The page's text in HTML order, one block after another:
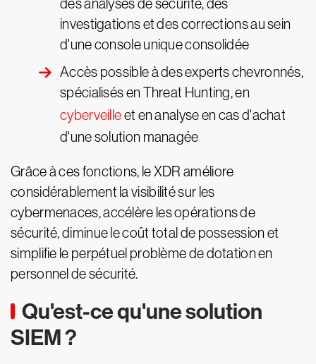
des analyses de sécurité, des
investigations et des corrections au sein
d'une console unique consolidée
Accès possible à des experts chevronnés,
spécialisés en Threat Hunting, en
cyberveilleet en analyse en cas d'achat
d'une solution managée
Grâce à ces fonctions, le XDR améliore
considérablement la visibilité sur les
cybermenaces, accélère les opérations de
sécurité, diminue le coût total de possession et
simplifie le perpétuel problème de dotation en
personnel de sécurité.
Qu'est-ce qu'une solution
SIEM ?